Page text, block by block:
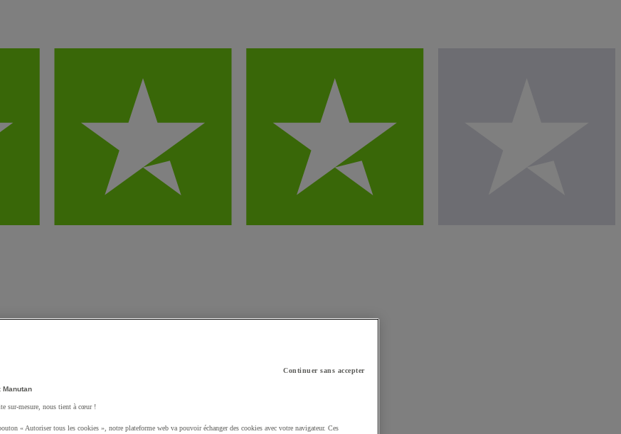
produit à votre panier :
Continuer sans accepter
Manutan
sur-mesure, nous tient à cœur !
« Autoriser tous les cookies », notre plateforme web va pouvoir échanger des cookies avec votre navigateur. Ces